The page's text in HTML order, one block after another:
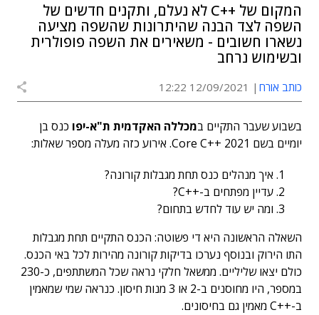
המקום של ++C לא נעלם, ותקנים חדשים של
השפה לצד הבנה שהיתרונות שהשפה מציעה
נשארו חשובים - משאירים את השפה פופולרית
ובשימוש נרחב
כותב אורח 12/09/2021 12:22
בשבוע שעבר התקיים במכללה האקדמית ת"א-יפו כנס בן
יומיים בשם Core C++ 2021. אירוע כזה מעלה מספר שאלות:
איך מנהלים כנס תחת מגבלות קורונה?
עדיין מפתחים ב-++C?
ומה יש עוד לחדש בתחום?
השאלה הראשונה היא די פשוטה: הכנס התקיים תחת מגבלות
התו הירוק ובנוסף נערכו בדיקות קורונה מהירות לכל באי הכנס.
כולם יצאו שליליים. ממשאל חלקי נראה שכל המשתתפים, כ-230
במספר, היו מחוסנים ב-2 או 3 מנות חיסון. כנראה שמי שמאמין
ב-++C מאמין גם בחיסונים.